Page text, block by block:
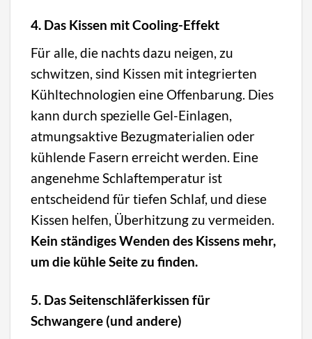
4. Das Kissen mit Cooling-Effekt
Für alle, die nachts dazu neigen, zu
schwitzen, sind Kissen mit integrierten
Kühltechnologien eine Offenbarung. Dies
kann durch spezielle Gel-Einlagen,
atmungsaktive Bezugmaterialien oder
kühlende Fasern erreicht werden. Eine
angenehme Schlaftemperatur ist
entscheidend für tiefen Schlaf, und diese
Kissen helfen, Überhitzung zu vermeiden.
Kein ständiges Wenden des Kissens mehr,
um die kühle Seite zu finden.
5. Das Seitenschläferkissen für
Schwangere (und andere)